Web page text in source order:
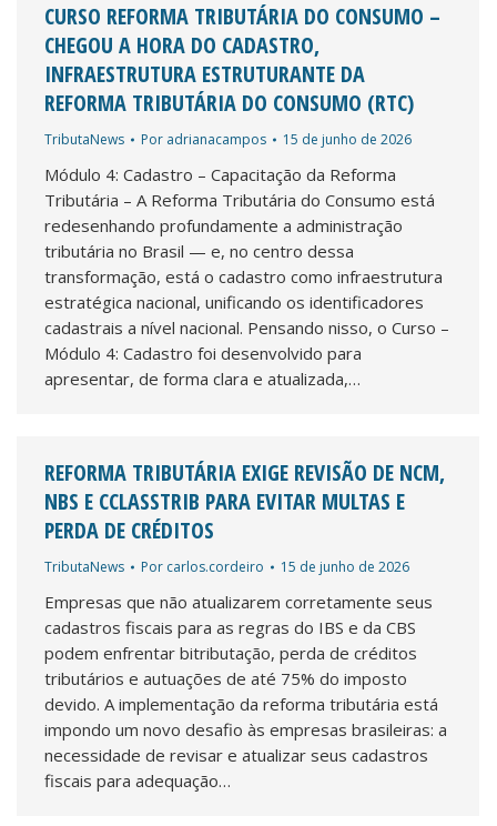
CURSO REFORMA TRIBUTÁRIA DO CONSUMO –
CHEGOU A HORA DO CADASTRO,
INFRAESTRUTURA ESTRUTURANTE DA
REFORMA TRIBUTÁRIA DO CONSUMO (RTC)
TributaNews Por adrianacampos 15 de junho de 2026
Módulo 4: Cadastro – Capacitação da Reforma
Tributária – A Reforma Tributária do Consumo está
redesenhando profundamente a administração
tributária no Brasil — e, no centro dessa
transformação, está o cadastro como infraestrutura
estratégica nacional, unificando os identificadores
cadastrais a nível nacional. Pensando nisso, o Curso –
Módulo 4: Cadastro foi desenvolvido para
apresentar, de forma clara e atualizada,…
REFORMA TRIBUTÁRIA EXIGE REVISÃO DE NCM,
NBS E CCLASSTRIB PARA EVITAR MULTAS E
PERDA DE CRÉDITOS
TributaNews Por carlos.cordeiro 15 de junho de 2026
Empresas que não atualizarem corretamente seus
cadastros fiscais para as regras do IBS e da CBS
podem enfrentar bitributação, perda de créditos
tributários e autuações de até 75% do imposto
devido. A implementação da reforma tributária está
impondo um novo desafio às empresas brasileiras: a
necessidade de revisar e atualizar seus cadastros
fiscais para adequação…